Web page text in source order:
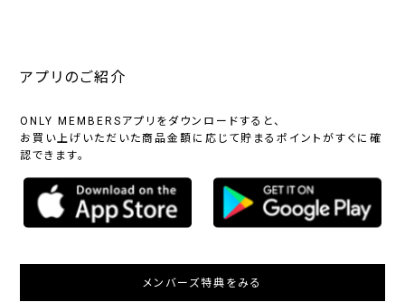
アプリのご紹介
ONLY MEMBERSアプリをダウンロードすると、
お買い上げいただいた商品金額に応じて貯まるポイントがすぐに確
認できます。
メンバーズ特典をみる